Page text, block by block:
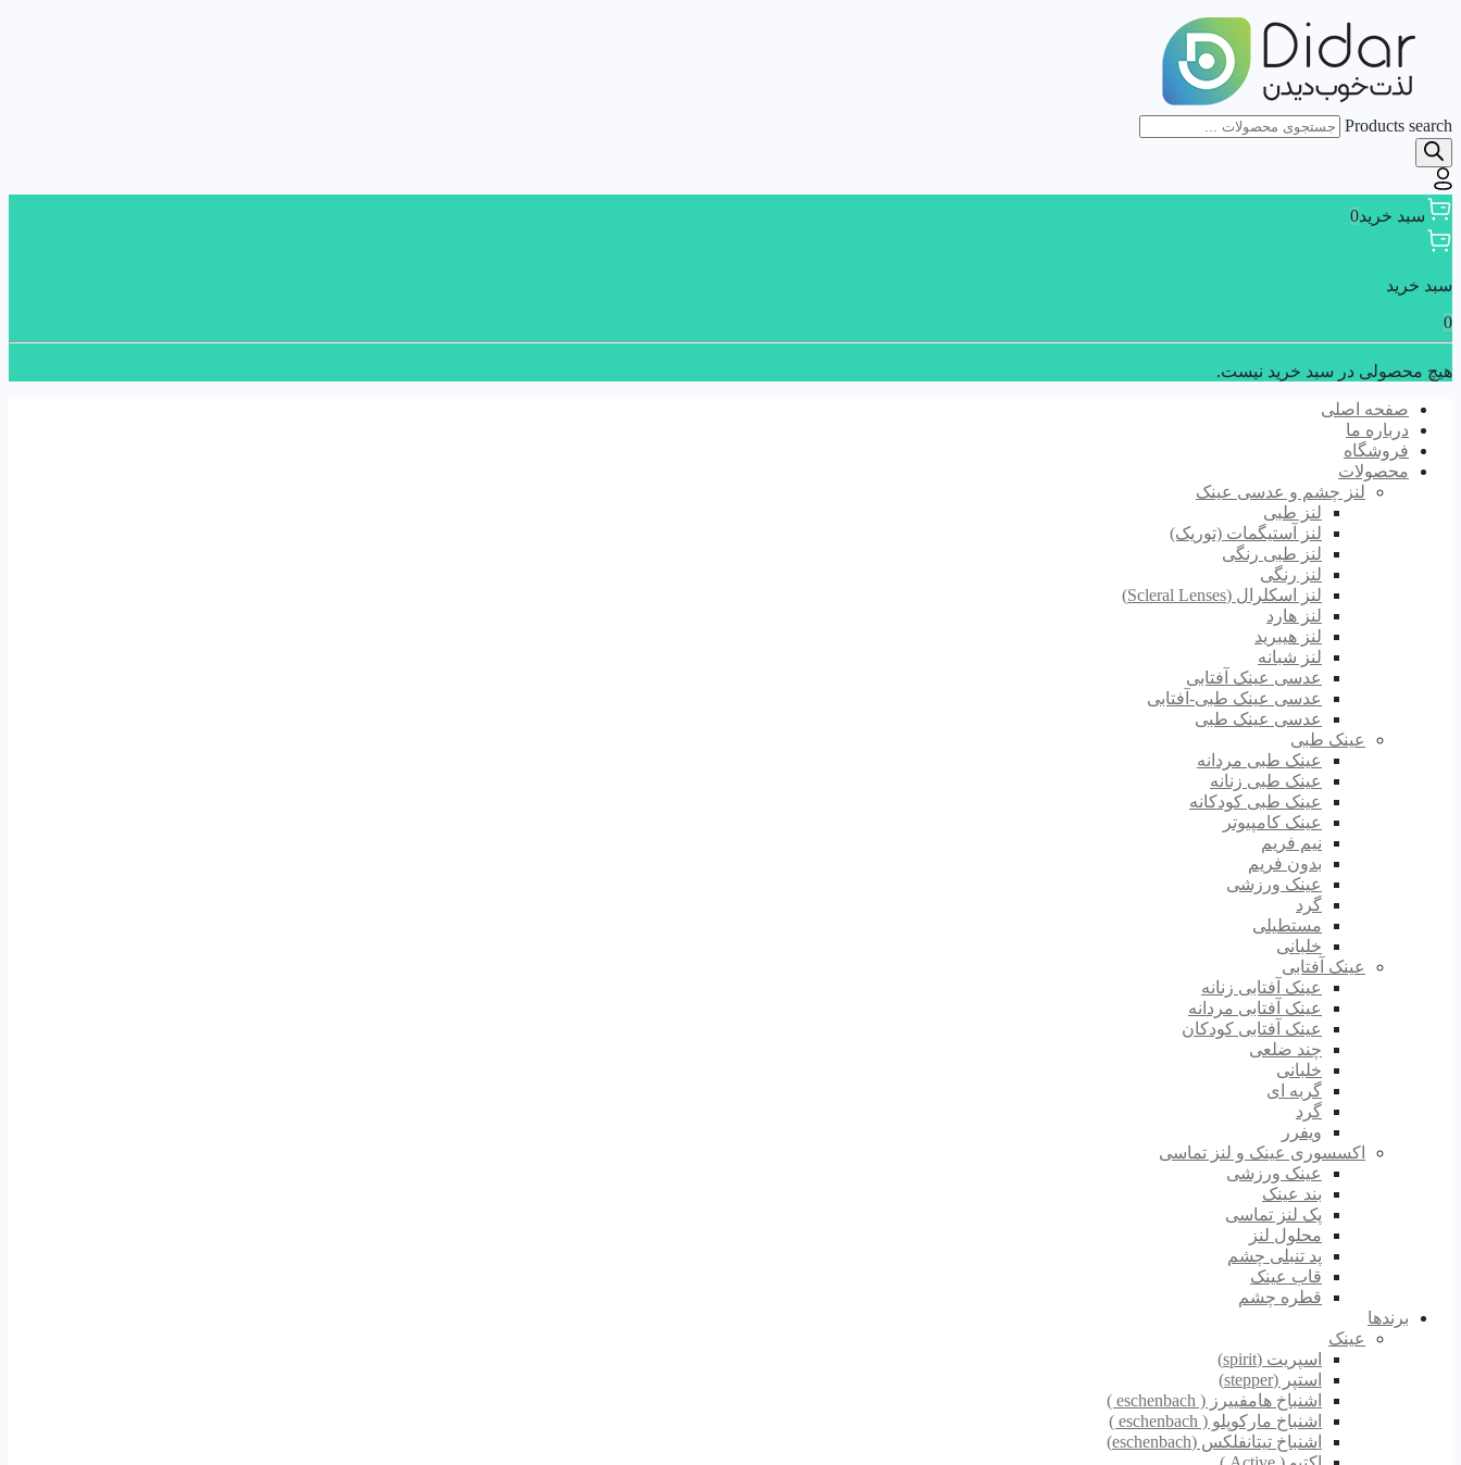
Products search
سبد خرید0
سبد خرید
0
هیچ محصولی در سبد خرید نیست.
صفحه اصلی
درباره ما
فروشگاه
محصولات
لنز چشم و عدسی عینک
لنز طبی
لنز آستیگمات (توریک)
لنز طبی رنگی
لنز رنگی
لنز اسکلرال (Scleral Lenses)
لنز هارد
لنز هیبرید
لنز شبانه
عدسی عینک آفتابی
عدسی عینک طبی-آفتابی
عدسی عینک طبی
عینک طبی
عینک طبی مردانه
عینک طبی زنانه
عینک طبی کودکانه
عینک کامپیوتر
نیم فریم
بدون فریم
عینک ورزشی
گرد
مستطیلی
خلبانی
عینک آفتابی
عینک آفتابی زنانه
عینک آفتابی مردانه
عینک آفتابی کودکان
چند ضلعی
خلبانی
گربه ای
گرد
ویفرر
اکسسوری عینک و لنز تماسی
عینک ورزشی
بند عینک
پک لنز تماسی
محلول لنز
پد تنبلی چشم
قاب عینک
قطره چشم
برندها
عینک
اسپریت (spirit)
استپر (stepper)
اشنباخ هامفییرز ( eschenbach )
اشنباخ مارکوپلو ( eschenbach )
اشنباخ تیتانفلکس (eschenbach)